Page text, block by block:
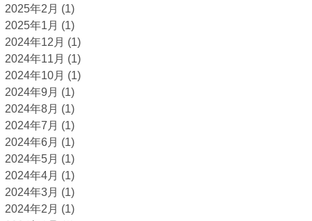
2025年2月 (1)
2025年1月 (1)
2024年12月 (1)
2024年11月 (1)
2024年10月 (1)
2024年9月 (1)
2024年8月 (1)
2024年7月 (1)
2024年6月 (1)
2024年5月 (1)
2024年4月 (1)
2024年3月 (1)
2024年2月 (1)